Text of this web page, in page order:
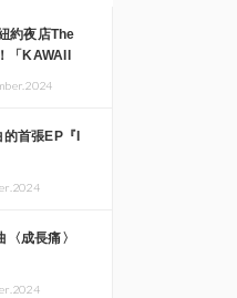
約夜店The
KAWAII
首張EP『I
成長痛〉